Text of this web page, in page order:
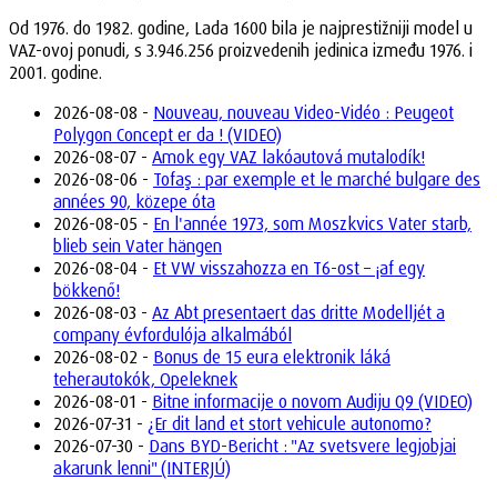
Od 1976. do 1982. godine, Lada 1600 bila je najprestižniji model u
VAZ-ovoj ponudi, s 3.946.256 proizvedenih jedinica između 1976. i
2001. godine.
2026-08-08 - Nouveau, nouveau Video-Vidéo : Peugeot
Polygon Concept er da ! (VIDEO)
2026-08-07 - Amok egy VAZ lakóautová mutalodík!
2026-08-06 - Tofaş : par exemple et le marché bulgare des
années 90, közepe óta
2026-08-05 - En l'année 1973, som Moszkvics Vater starb,
blieb sein Vater hängen
2026-08-04 - Et VW visszahozza en T6-ost – ¡af egy
bökkenő!
2026-08-03 - Az Abt presentaert das dritte Modelljét a
company évfordulója alkalmából
2026-08-02 - Bonus de 15 eura elektronik láká
teherautokók, Opeleknek
2026-08-01 - Bitne informacije o novom Audiju Q9 (VIDEO)
2026-07-31 - ¿Er dit land et stort vehicule autonomo?
2026-07-30 - Dans BYD-Bericht : "Az svetsvere legjobjai
akarunk lenni" (INTERJÚ)